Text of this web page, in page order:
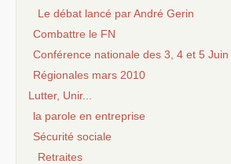
Le débat lancé par André Gerin
Combattre le FN
Conférence nationale des 3, 4 et 5 Juin
Régionales mars 2010
Lutter, Unir...
la parole en entreprise
Sécurité sociale
Retraites